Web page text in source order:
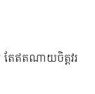
តែឥតណាយចិត្តវរ